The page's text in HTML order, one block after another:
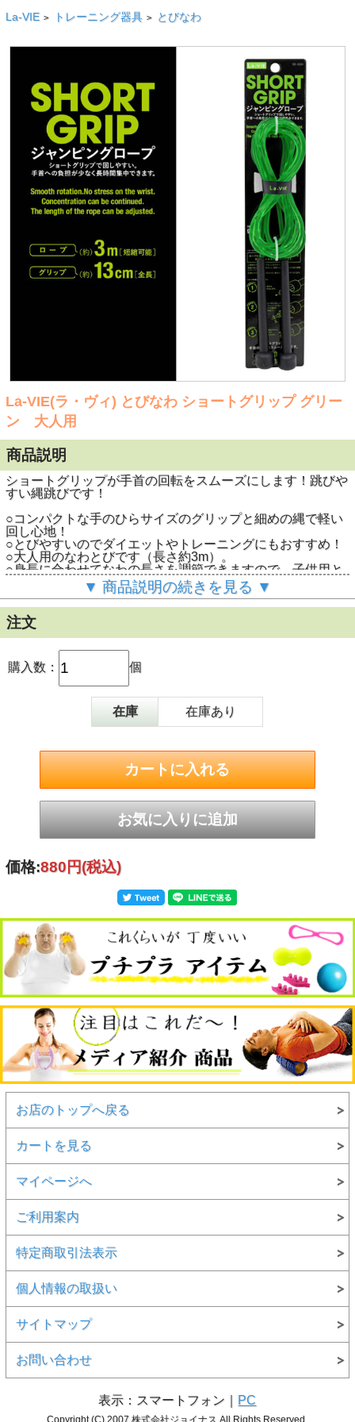
La-VIE > トレーニング器具 > とびなわ
La-VIE(ラ・ヴィ) とびなわ ショートグリップ グリー
ン 大人用
商品説明
ショートグリップが手首の回転をスムーズにします！跳びや
すい縄跳びです！
○コンパクトな手のひらサイズのグリップと細めの縄で軽い
回し心地！
○とびやすいのでダイエットやトレーニングにもおすすめ！
○大人用のなわとびです（長さ約3m）。
○身長に合わせてなわの長さを調節できますので、子供用と
してもお使いいただけます。
○グリーンのほかにとびなわショートグリップブルー（3B-
3283）もございます。
商品名
La-VIE（ラ・ヴィ） とびなわ ショートグ
リップ グリーン 大人用
型番
3B-3284
ＪＡＮ
4986920328416
（約）長さ300cm（短縮可） グリップ
長さ13cm
グリーン
素材
塩化ビニル樹脂、ポリプロピレン
対象
大人向け（身長185cmくらいまで）
▼ 商品説明の続きを見る ▼
注文
購入数： 個
在庫 在庫あり
価格:880円(税込)
お店のトップへ戻る
カートを見る
マイページへ
ご利用案内
特定商取引法表示
個人情報の取扱い
サイトマップ
お問い合わせ
表示：スマートフォン｜ PC
Copyright (C) 2007 株式会社ジョイナス All Rights Reserved.